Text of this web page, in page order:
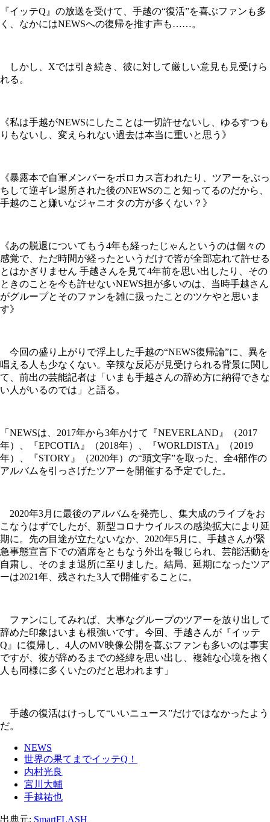
『イッテQ』の放送を受けて、手越の“復活”を喜ぶファンも多
く、なかにはNEWSへの復帰を推す声も……。
しかし、Xでは引き続き、彼に対して厳しい意見も見受けら
れる。
《私は手越がNEWSにしたことは一切許せないし、ゆるすつも
りもないし、変えられない過去は本当に重いと思う》
《暴露本で自軍メンバーをボロカス言われたり、ツアーをぶっ
ちして逆ギレ退所された後のNEWSのこと知ってるのだから、
手越のこと嫌いなジャニオタの方が多くない？》
《あの脱退についてもう4年も経ったじゃんというのは個々の
感覚で、ただ時間が経ったというだけで皆が全部忘れて許せる
とはかぎりません 手越さんを見て4年前を思い出したり、その
ときのことを今も許せないNEWS担が多いのは、当時手越さん
がグループとそのファンを雑に扱ったことのツケやと思いま
す》
今回の盛り上がりで浮上した手越の“NEWS復帰論”に、異を
唱える人も少なくない。辛辣な反応が見受けられる背景に関し
て、前出の芸能記者は「いまも手越さんの辞め方に納得できな
い人がいるのでは」と語る。
「NEWSは、2017年から3年かけて『NEVERLAND』（2017
年）、『EPCOTIA』（2018年）、『WORLDISTA』（2019
年）、『STORY』（2020年）の“頭文字”を取った、全4部作の
アルバムを引っさげたツアーを開催する予定でした。
2020年3月に最後のアルバムを発売し、集大成のライブをお
こなうはずでしたが、新型コロナウイルスの感染拡大により延
期に。先の目途が立たないなか、2020年5月に、手越さんが緊
急事態宣言下での酒席をともなう外出を報じられ、芸能活動を
自粛し、そのまま退所に至りました。結局、延期になったツア
ーは2021年、残された3人で開催することに。
ファンにしてみれば、大事なグループのツアーを放り出して
辞めた印象はいまも根強いです。今回、手越さんが『イッテ
Q』に復帰し、4人のMV映像公開を喜ぶファンも多いのは事実
ですが、彼が辞めるまでの経緯を思い出し、複雑な心境を抱く
人も同様に多くいたのだと思われます」
手越の復活はけっして“いいニュース”だけではなかったよう
だ。
NEWS
世界の果てまでイッテQ！
内村光良
宮川大輔
手越祐也
出典元: SmartFLASH